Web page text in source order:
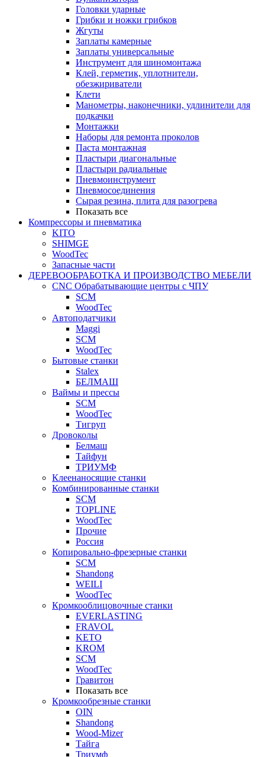
Головки ударные
Грибки и ножки грибков
Жгуты
Заплаты камерные
Заплаты универсальные
Инструмент для шиномонтажа
Клей, герметик, уплотнители,
обезжириватели
Клети
Манометры, наконечники, удлинители для
подкачки
Монтажки
Наборы для ремонта проколов
Паста монтажная
Пластыри диагональные
Пластыри радиальные
Пневмоинструмент
Пневмосоединения
Сырая резина, плита для разогрева
Показать все
Компрессоры и пневматика
KITO
SHIMGE
WoodTec
Запасные части
ДЕРЕВООБРАБОТКА И ПРОИЗВОДСТВО МЕБЕЛИ
CNC Обрабатывающие центры с ЧПУ
SCM
WoodTec
Автоподатчики
Maggi
SCM
WoodTec
Бытовые станки
Stalex
БЕЛМАШ
Ваймы и прессы
SCM
WoodTec
Тигруп
Дровоколы
Белмаш
Тайфун
ТРИУМФ
Клеенаносящие станки
Комбинированные станки
SCM
TOPLINE
WoodTec
Прочие
Россия
Копировально-фрезерные станки
SCM
Shandong
WEILI
WoodTec
Кромкооблицовочные станки
EVERLASTING
FRAVOL
KETO
KROM
SCM
WoodTec
Гравитон
Показать все
Кромкообрезные станки
OIN
Shandong
Wood-Mizer
Тайга
Триумф